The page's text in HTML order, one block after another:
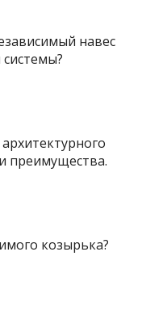
навес
преимущества.
козырька?